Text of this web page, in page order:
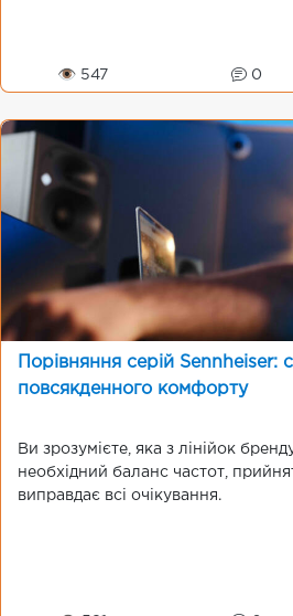
👁 547 0
Порівняння серій Sennheiser:
повсякденного комфорту
Ви зрозумієте, яка з лінійок
необхідний баланс частот,
виправдає всі очікування.